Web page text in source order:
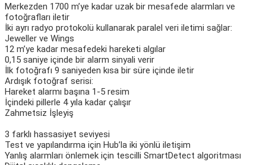
Merkezden 1700 m’ye kadar uzak bir mesafede alarmları ve
fotoğrafları iletir
İki ayrı radyo protokolü kullanarak paralel veri iletimi sağlar:
Jeweller ve Wings
12 m’ye kadar mesafedeki hareketi algılar
0,15 saniye içinde bir alarm sinyali verir
İlk fotoğrafı 9 saniyeden kısa bir süre içinde iletir
Ardışık fotoğraf serisi:
Hareket alarmı başına 1-5 resim
İçindeki pillerle 4 yıla kadar çalışır
Zahmetsiz İşleyiş
3 farklı hassasiyet seviyesi
Test ve yapılandırma için Hub’la iki yönlü iletişim
Yanlış alarmları önlemek için tescilli SmartDetect algoritması